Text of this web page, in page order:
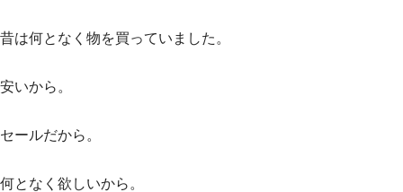
昔は何となく物を買っていました。
安いから。
セールだから。
何となく欲しいから。